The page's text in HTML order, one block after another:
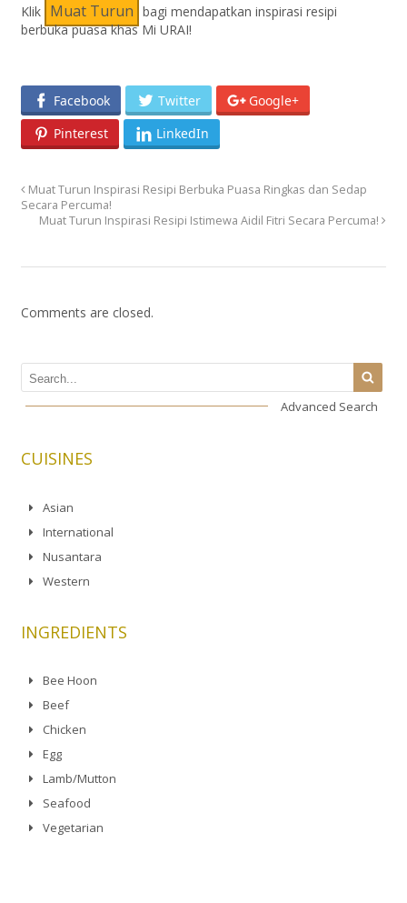
Klik Muat Turun bagi mendapatkan inspirasi resipi
berbuka puasa khas Mi URAI!
Facebook Twitter
Google+
Pinterest
LinkedIn
Muat Turun Inspirasi Resipi Berbuka Puasa Ringkas dan Sedap
Secara Percuma!
Muat Turun Inspirasi Resipi Istimewa Aidil Fitri Secara Percuma!
Comments are closed.
Advanced Search
CUISINES
Asian
International
Nusantara
Western
INGREDIENTS
Bee Hoon
Beef
Chicken
Egg
Lamb/Mutton
Seafood
Vegetarian